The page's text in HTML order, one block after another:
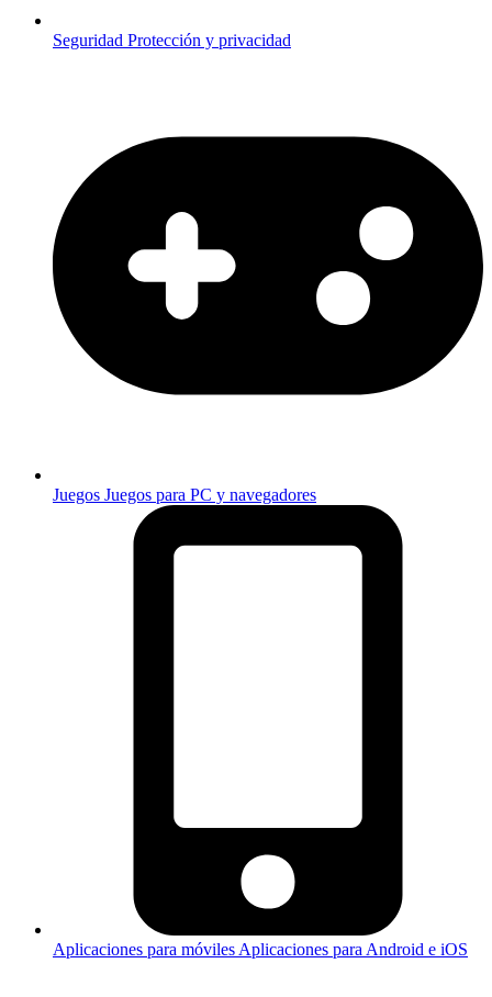
Seguridad Protección y privacidad
Juegos Juegos para PC y navegadores
Aplicaciones para móviles Aplicaciones para Android e iOS